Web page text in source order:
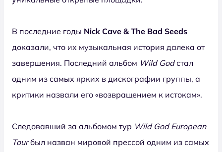
В последние годы Nick Cave & The Bad Seeds
доказали, что их музыкальная история далека от
завершения. Последний альбом Wild Godстал
одним из самых ярких в дискографии группы, а
критики назвали его «возвращением к истокам».
Следовавший за альбомом тур Wild God European
Tourбыл назван мировой прессой одним из самых